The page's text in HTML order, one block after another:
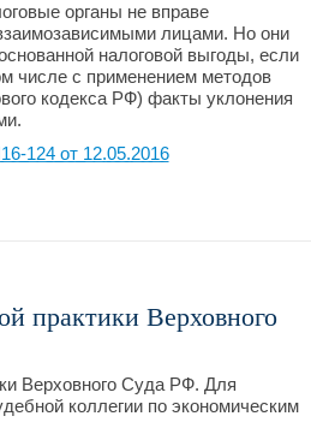
органы не вправе
лицами. Но они
налоговой выгоды, если
числе с применением методов
кодекса РФ) факты уклонения
124 от 12.05.2016
практики Верховного
Верховного Суда РФ. Для
коллегии по экономическим